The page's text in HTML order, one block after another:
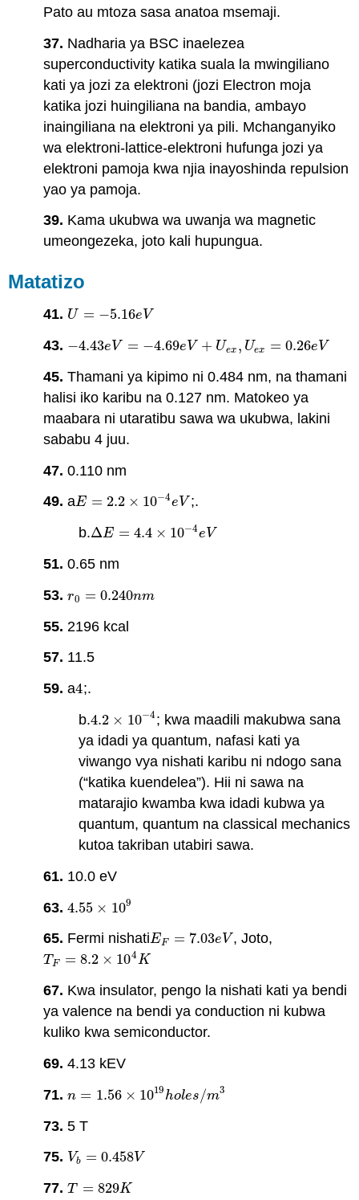
Pato au mtoza sasa anatoa msemaji.
37. Nadharia ya BSC inaelezea
superconductivity katika suala la mwingiliano
kati ya jozi za elektroni (jozi Electron moja
katika jozi huingiliana na bandia, ambayo
inaingiliana na elektroni ya pili. Mchanganyiko
wa elektroni-lattice-elektroni hufunga jozi ya
elektroni pamoja kwa njia inayoshinda repulsion
yao ya pamoja.
39. Kama ukubwa wa uwanja wa magnetic
umeongezeka, joto kali hupungua.
Matatizo
41. U = −5.16eV
U =− 5.16eV
43. −4.43eV = −4.69eV + Uex , Uex = 0.26eV
−4.43eV =− 4.69eV+Ue x,Ue x=0.26eV
45.Thamani ya kipimo ni 0.484 nm, na thamani
halisi iko karibu na 0.127 nm. Matokeo ya
maabara ni utaratibu sawa wa ukubwa, lakini
sababu 4 juu.
47.0.110 nm
49.aE = 2.2 × 10−4eV
E=2.2×10 −4eV
;.
b.ΔE = 4.4 × 10−4eV
ΔE= 4.4×10−4eV
51.0.65 nm
53.r0 = 0.240nm
r0 =0.240nm
55. 2196 kcal
57. 11.5
59.a4
4;.
b.4.2 × 10−4
4.2 ×10−4 ; kwa maadili makubwa sana
ya idadi ya quantum, nafasi kati ya
viwango vya nishati karibu ni ndogo sana
(“katika kuendelea”). Hii ni sawa na
matarajio kwamba kwa idadi kubwa ya
quantum, quantum na classical mechanics
kutoa takriban utabiri sawa.
61. 10.0 eV
63.4.55 × 109
4.55 ×109
65. Fermi nishatiEF = 7.03eV
EF=7.03eV , Joto,
TF = 8.2 × 104K
TF =8.2× 10 4K
67. Kwa insulator, pengo la nishati kati ya bendi
ya valence na bendi ya conduction ni kubwa
kuliko kwa semiconductor.
69.4.13 kEV
71.n = 1.56 × 1019holes/m3
n=1.56×10 19holes/m3
73.5 T
75. Vb = 0.458V
Vb =0.458V
77.T = 829K
T=829K